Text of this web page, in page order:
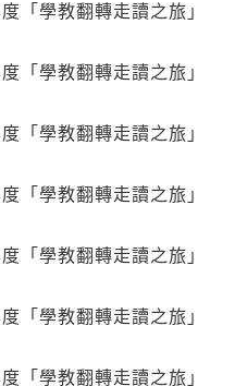
「學教翻轉走讀之旅」
「學教翻轉走讀之旅」
「學教翻轉走讀之旅」
「學教翻轉走讀之旅」
「學教翻轉走讀之旅」
「學教翻轉走讀之旅」
「學教翻轉走讀之旅」